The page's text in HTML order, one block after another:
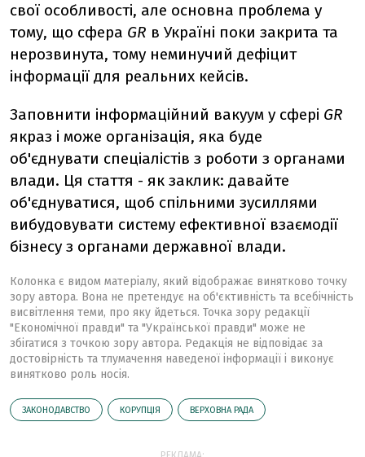
свої особливості, але основна проблема у
тому, що сфера GR в Україні поки закрита та
нерозвинута, тому неминучий дефіцит
інформації для реальних кейсів.
Заповнити інформаційний вакуум у сфері GR
якраз і може організація, яка буде
об'єднувати спеціалістів з роботи з органами
влади. Ця стаття - як заклик: давайте
об'єднуватися, щоб спільними зусиллями
вибудовувати систему ефективної взаємодії
бізнесу з органами державної влади.
Колонка є видом матеріалу, який відображає винятково точку
зору автора. Вона не претендує на об'єктивність та всебічність
висвітлення теми, про яку йдеться. Точка зору редакції
"Економічної правди" та "Української правди" може не
збігатися з точкою зору автора. Редакція не відповідає за
достовірність та тлумачення наведеної інформації і виконує
винятково роль носія.
ЗАКОНОДАВСТВО КОРУПЦІЯ ВЕРХОВНА РАДА